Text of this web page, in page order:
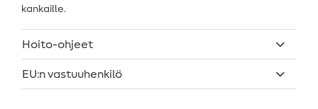
kankaille.
Hoito-ohjeet
EU:n vastuuhenkilö